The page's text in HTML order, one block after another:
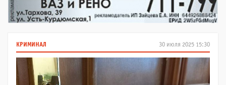
30 июля 2025 15:30
КРИМИНАЛ